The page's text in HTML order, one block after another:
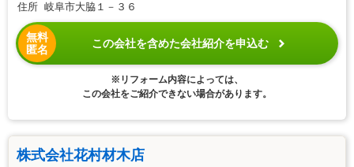
住所 岐阜市大脇１－３６
無料
匿名
この会社を含めた会社紹介を申込む
※リフォーム内容によっては、
この会社をご紹介できない場合があります。
株式会社花村材木店